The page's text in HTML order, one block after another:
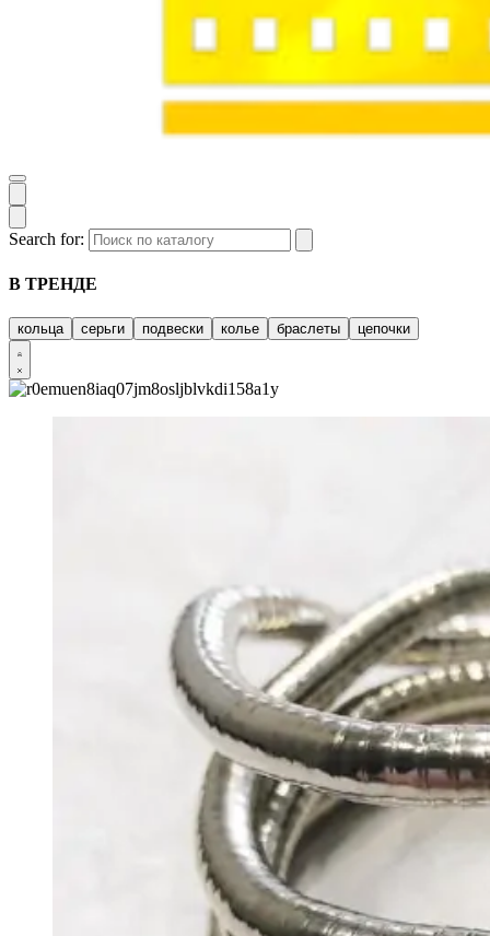
Search for:
В ТРЕНДЕ
кольца серьги подвески колье браслеты цепочки